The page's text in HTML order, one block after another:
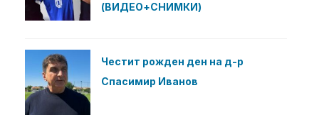
(ВИДЕО+СНИМКИ)
Честит рожден ден на д-р
Спасимир Иванов